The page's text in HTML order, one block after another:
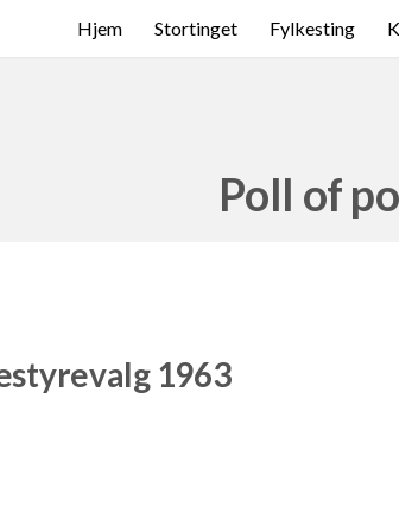
Hjem Stortinget Fylkesting
Poll of
1963